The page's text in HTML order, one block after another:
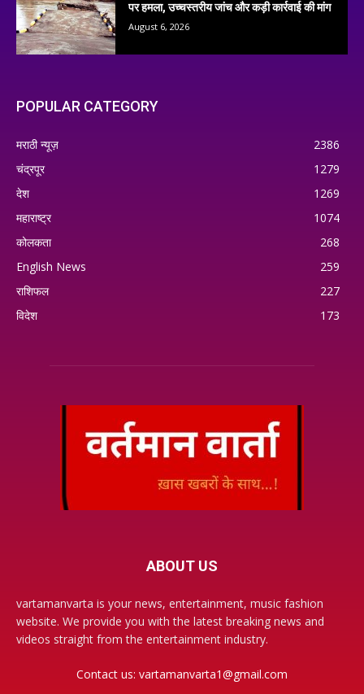
पर हमला, उच्चस्तरीय जांच और कड़ी कार्रवाई की मांग
August 6, 2026
POPULAR CATEGORY
मराठी न्यूज़
2386
चंद्रपूर
1279
देश
1269
महाराष्ट्र
1074
कोलकता
268
English News
259
राशिफल
227
विदेश
173
ABOUT US
vartamanvarta is your news, entertainment, music fashion
website. We provide you with the latest breaking news and
videos straight from the entertainment industry.
Contact us: vartamanvarta1@gmail.com